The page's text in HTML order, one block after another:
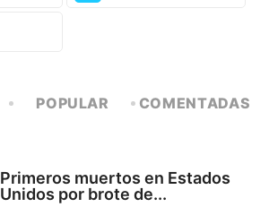
POPULAR COMENTADAS
Primeros muertos en Estados
Unidos por brote de...